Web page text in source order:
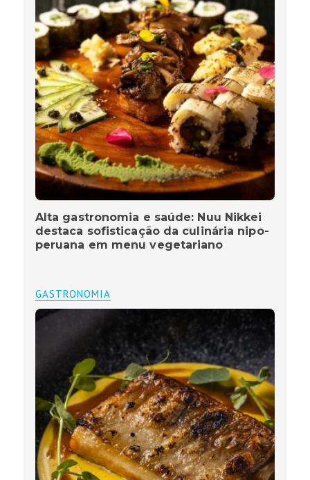
Alta gastronomia e saúde: Nuu Nikkei
destaca sofisticação da culinária nipo-
peruana em menu vegetariano
GASTRONOMIA